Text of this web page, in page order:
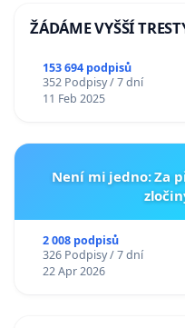
ŽÁDÁME VYŠŠÍ
153 694 podpisů
352 Podpisy / 7 dní
11 Feb 2025
Není mi jedno: Za
2 008 podpisů
326 Podpisy / 7 dní
22 Apr 2026